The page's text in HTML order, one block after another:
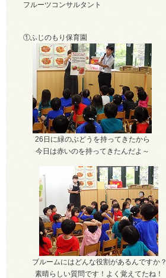
フルーツコンサルタント
①ふじのもり保育園
26日に緑のぶどうを持ってきたから
今日は赤いのを持ってきたんだよ～
ブルームにはどんな役割があるんですか？
素晴らしい質問です！よく覚えてたね！